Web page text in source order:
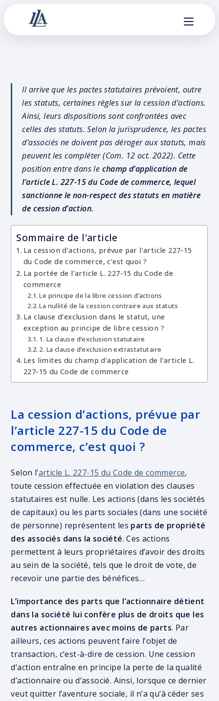
Il arrive que les pactes statutaires prévoient, outre
les statuts, certaines règles sur la cession d’actions.
Ainsi, leurs dispositions sont confrontées avec
celles des statuts. Selon la jurisprudence, les pactes
d’associés ne doivent pas déroger aux statuts, mais
peuvent les compléter (Com. 12 oct. 2022). Cette
position entre dans le champ d’application de
l’article L. 227-15 du Code de commerce, lequel
sanctionne le non-respect des statuts en matière
de cession d’action.
Sommaire de l'article
La cession d’actions, prévue par l’article 227-15
du Code de commerce, c’est quoi ?
La portée de l’article L. 227-15 du Code de
commerce
Le principe de la libre cession d’actions
La nullité de la cession contraire aux statuts
La clause d’exclusion dans le statut, une
exception au principe de libre cession ?
1. La clause d’exclusion statutaire
2. La clause d’exclusion extrastatutaire
Les limites du champ d’application de l’article L.
227-15 du Code de commerce
La cession d’actions, prévue par
l’article 227-15 du Code de
commerce, c’est quoi ?
Selon l’article L. 227-15 du Code de commerce,
toute cession effectuée en violation des clauses
statutaires est nulle. Les actions (dans les sociétés
de capitaux) ou les parts sociales (dans une société
de personne) représentent les parts de propriété
des associés dans la société. Ces actions
permettent à leurs propriétaires d’avoir des droits
au sein de la société, tels que le droit de vote, de
recevoir une partie des bénéfices…
L’importance des parts que l’actionnaire détient
dans la société lui confère plus de droits que les
autres actionnaires avec moins de parts. Par
ailleurs, ces actions peuvent faire l’objet de
transaction, c’est-à-dire de cession. Une cession
d’action entraîne en principe la perte de la qualité
d’actionnaire ou d’associé. Ainsi, lorsque ce dernier
veut quitter l’aventure sociale, il n’a qu’à céder ses